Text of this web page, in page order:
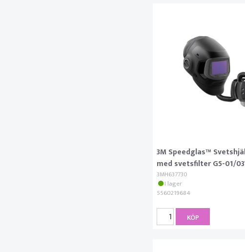
3M Speedglas™
med svetsfilter G5-01/
3MH637730
I lager
5560219684
KÖP